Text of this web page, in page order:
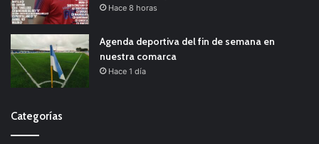
Hace 8 horas
Agenda deportiva del fin de semana en
nuestra comarca
Hace 1 día
Categorías